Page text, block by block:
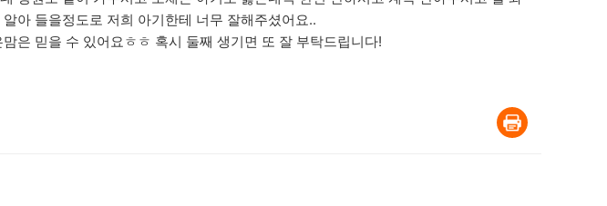
아 들을정도로 저희 아기한테 너무 잘해주셨어요..
은 믿을 수 있어요ㅎㅎ 혹시 둘째 생기면 또 잘 부탁드립니다!